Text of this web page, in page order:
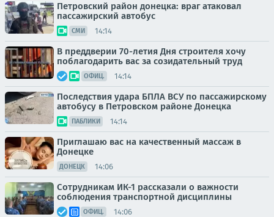
Петровский район донецка: враг атаковал
пассажирский автобус
СМИ 14:14
В преддверии 70-летия Дня строителя хочу
поблагодарить вас за созидательный труд
ОФИЦ. 14:14
Последствия удара БПЛА ВСУ по пассажирскому
автобусу в Петровском районе Донецка
ПАБЛИКИ 14:14
Приглашаю вас на качественный массаж в
Донецке
ДОНЕЦК 14:06
Сотрудникам ИК-1 рассказали о важности
соблюдения транспортной дисциплины
ОФИЦ. 14:06